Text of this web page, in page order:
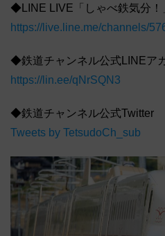
◆LINE LIVE「しゃべ鉄気分！
https://live.line.me/channels/
◆鉄道チャンネル公式LINEア
https://lin.ee/qNrSQN3
◆鉄道チャンネル公式Twitter
Tweets by TetsudoCh_sub